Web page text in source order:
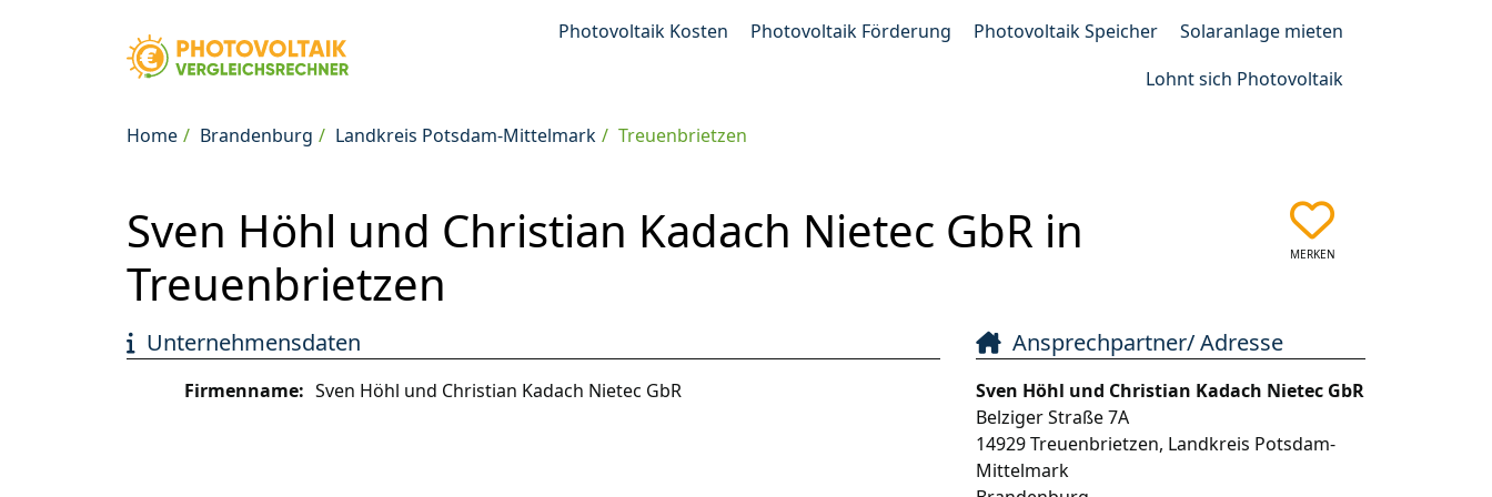
Photovoltaik Kosten Photovoltaik Förderung Photovoltaik Speicher
Solaranlage mieten
Lohnt sich Photovoltaik
Home Brandenburg Landkreis Potsdam-Mittelmark Treuenbrietzen
Sven Höhl und Christian Kadach Nietec GbR in
Treuenbrietzen
MERKEN
Unternehmensdaten
Firmenname: Sven Höhl und Christian Kadach Nietec GbR
Ansprechpartner/ Adresse
Sven Höhl und Christian Kadach Nietec GbR
Belziger Straße 7A
14929Treuenbrietzen, Landkreis Potsdam-
Mittelmark